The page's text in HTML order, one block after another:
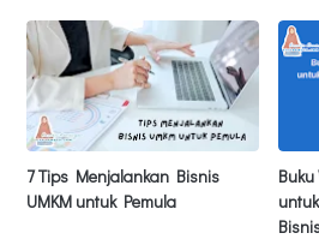
7 Tips Menjalankan Bisnis
UMKM untuk Pemula